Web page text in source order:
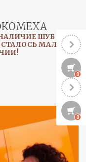
ШУБ ПО
МАЛО, НЕ
0
0